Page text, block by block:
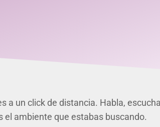
a un click de distancia. Habla,
el ambiente que estabas buscando.